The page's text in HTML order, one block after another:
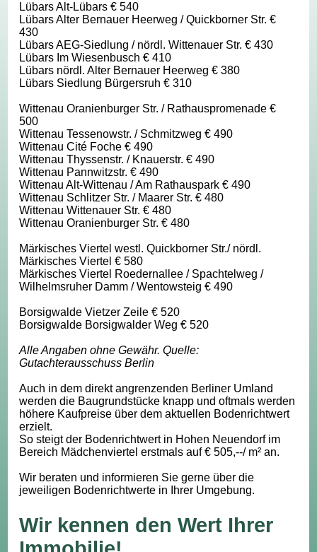
Lübars Alt-Lübars € 540
Lübars Alter Bernauer Heerweg / Quickborner Str. €
430
Lübars AEG-Siedlung / nördl. Wittenauer Str. € 430
Lübars Im Wiesenbusch € 410
Lübars nördl. Alter Bernauer Heerweg € 380
Lübars Siedlung Bürgersruh € 310
Wittenau Oranienburger Str. / Rathauspromenade €
500
Wittenau Tessenowstr. / Schmitzweg € 490
Wittenau Cité Foche € 490
Wittenau Thyssenstr. / Knauerstr. € 490
Wittenau Pannwitzstr. € 490
Wittenau Alt-Wittenau / Am Rathauspark € 490
Wittenau Schlitzer Str. / Maarer Str. € 480
Wittenau Wittenauer Str. € 480
Wittenau Oranienburger Str. € 480
Märkisches Viertel westl. Quickborner Str./ nördl.
Märkisches Viertel € 580
Märkisches Viertel Roedernallee / Spachtelweg /
Wilhelmsruher Damm / Wentowsteig € 490
Borsigwalde Vietzer Zeile € 520
Borsigwalde Borsigwalder Weg € 520
Alle Angaben ohne Gewähr. Quelle:
Gutachterausschuss Berlin
Auch in dem direkt angrenzenden Berliner Umland
werden die Baugrundstücke knapp und oftmals werden
höhere Kaufpreise über dem aktuellen Bodenrichtwert
erzielt.
So steigt der Bodenrichtwert in Hohen Neuendorf im
Bereich Mädchenviertel erstmals auf € 505,--/ m² an.
Wir beraten und informieren Sie gerne über die
jeweiligen Bodenrichtwerte in Ihrer Umgebung.
Wir kennen den Wert Ihrer